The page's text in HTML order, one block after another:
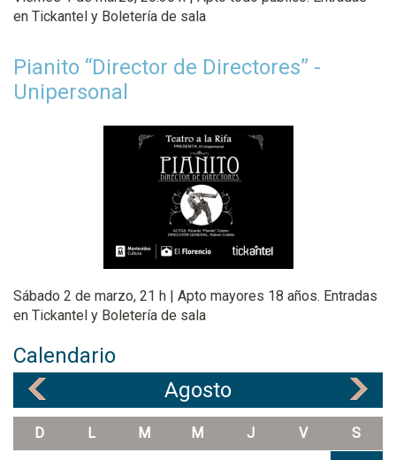
en Tickantel y Boletería de sala
Pianito “Director de Directores” -
Unipersonal
Sábado 2 de marzo, 21 h | Apto mayores 18 años. Entradas
en Tickantel y Boletería de sala
Calendario
Agosto
D L M M J V S